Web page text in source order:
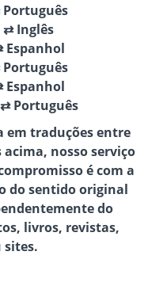
⇄ Inglês
Espanhol
Espanhol
Português
em traduções entre
nosso serviço
é com a
do sentido original
do
livros, revistas,
sites.